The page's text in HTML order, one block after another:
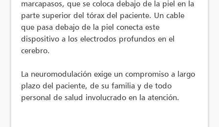
marcapasos, que se coloca debajo de la piel en la
parte superior del tórax del paciente. Un cable
que pasa debajo de la piel conecta este
dispositivo a los electrodos profundos en el
cerebro.
La neuromodulación exige un compromiso a largo
plazo del paciente, de su familia y de todo
personal de salud involucrado en la atención.